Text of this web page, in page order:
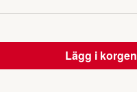
Lägg i korgen